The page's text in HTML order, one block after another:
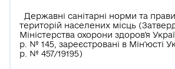
Державні санітарні норми та
територій населених місць
Міністерства охорони здоров'я
р. № 145, зареєстровані в Мін'юсті
р. № 457/19195)